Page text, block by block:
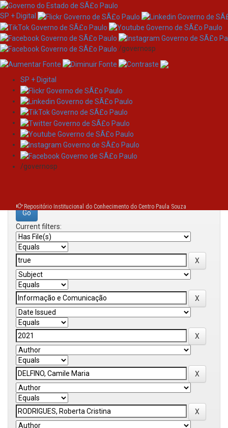
Skip
navigation
SP + Digital
/governosp
SP + Digital
/governosp
Repositório Institucional do Conhecimento do Centro Paula Souza
Search
Search:
Current filters: